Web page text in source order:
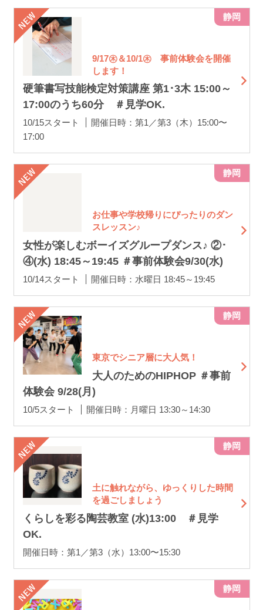
9/17㊍＆10/1㊍ 事前体験会を開催
します！
硬筆書写技能検定対策講座 第1･3木 15:00～
17:00のうち60分 ＃見学OK.
10/15スタート
開催日時：第1／第3（木）15:00〜
17:00
静岡
お仕事や学校帰りにぴったりのダン
スレッスン♪
女性が楽しむボーイズグループダンス♪ ②･
④(水) 18:45～19:45 ＃事前体験会9/30(水)
10/14スタート 開催日時：水曜日 18:45～19:45
静岡
東京でシニア層に大人気！
大人のためのHIPHOP ＃事前
体験会 9/28(月)
10/5スタート 開催日時：月曜日 13:30～14:30
静岡
土に触れながら、ゆっくりした時間
を過ごしましょう
くらしを彩る陶芸教室 (水)13:00 ＃見学
OK.
開催日時：第1／第3（水）13:00〜15:30
静岡
静岡